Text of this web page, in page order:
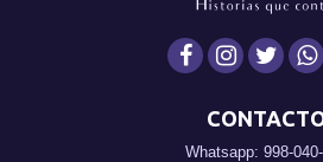
Whatsapp: 998-